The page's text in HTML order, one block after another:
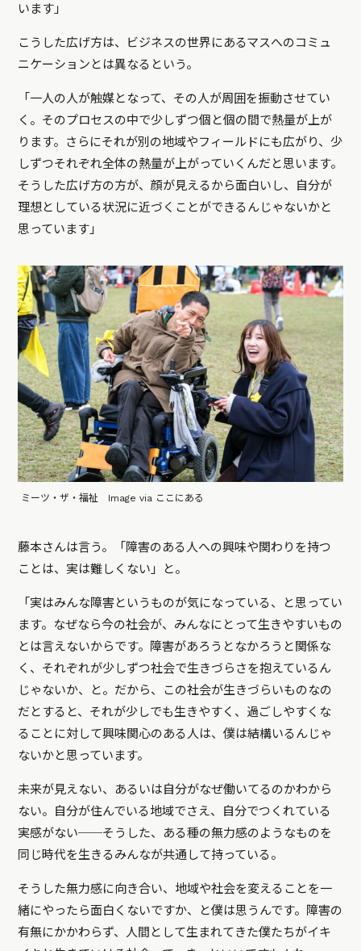
います」
こうした広げ方は、ビジネスの世界にあるマスへのコミュ
ニケーションとは異なるという。
「一人の人が触媒となって、その人が周囲を振動させてい
く。そのプロセスの中で少しずつ個と個の間で熱量が上が
ります。さらにそれが別の地域やフィールドにも広がり、少
しずつそれぞれ全体の熱量が上がっていくんだと思います。
そうした広げ方の方が、顔が見えるから面白いし、自分が
理想としている状況に近づくことができるんじゃないかと
思っています」
ミーツ・ザ・福祉 Image via ここにある
藤本さんは言う。「障害のある人への興味や関わりを持つ
ことは、実は難しくない」と。
「実はみんな障害というものが気になっている、と思ってい
ます。なぜなら今の社会が、みんなにとって生きやすいもの
とは言えないからです。障害があろうとなかろうと関係な
く、それぞれが少しずつ社会で生きづらさを抱えているん
じゃないか、と。だから、この社会が生きづらいものなの
だとすると、それが少しでも生きやすく、過ごしやすくな
ることに対して興味関心のある人は、僕は結構いるんじゃ
ないかと思っています。
未来が見えない、あるいは自分がなぜ働いてるのかわから
ない。自分が住んでいる地域でさえ、自分でつくれている
実感がない──そうした、ある種の無力感のようなものを
同じ時代を生きるみんなが共通して持っている。
そうした無力感に向き合い、地域や社会を変えることを一
緒にやったら面白くないですか、と僕は思うんです。障害の
有無にかかわらず、人間として生まれてきた僕たちがイキ